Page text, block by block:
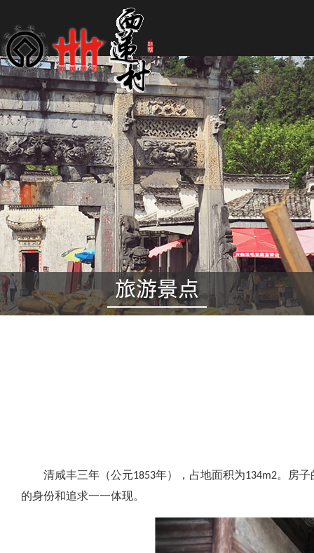
清咸丰三年（公元1853年），占地面积为134m2。房
的身份和追求一一体现。